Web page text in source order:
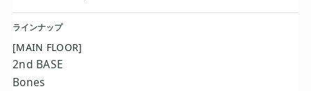
ラインナップ
[MAIN FLOOR]
2nd BASE
Bones